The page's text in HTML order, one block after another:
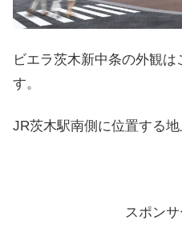
ビエラ茨木新中条の外観
す。
JR茨木駅南側に位置する地
スポン